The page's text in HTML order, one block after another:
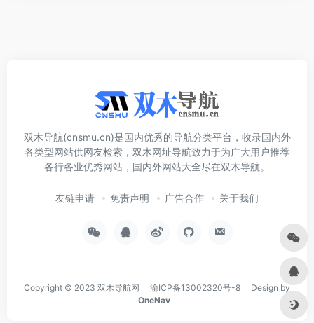
双木导航(cnsmu.cn)是国内优秀的导航分类平台，收录国内外
各类型网站供网友检索，双木网址导航致力于为广大用户推荐
各行各业优秀网站，国内外网站大全尽在双木导航。
友链申请 免责声明 广告合作 关于我们
Copyright © 2023 双木导航网 渝ICP备13002320号-8 Design by
OneNav